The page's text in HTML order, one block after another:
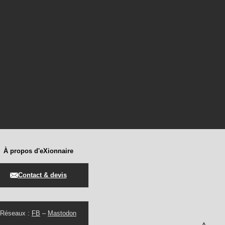
À propos d'eXionnaire
Contact & devis
Réseaux : FB – Mastodon